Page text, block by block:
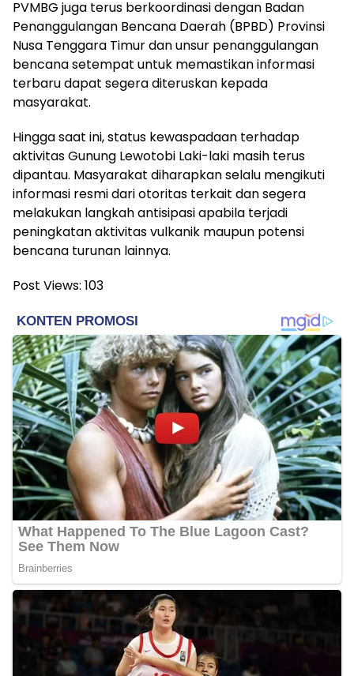
PVMBG juga terus berkoordinasi dengan Badan
Penanggulangan Bencana Daerah (BPBD) Provinsi
Nusa Tenggara Timur dan unsur penanggulangan
bencana setempat untuk memastikan informasi
terbaru dapat segera diteruskan kepada
masyarakat.
Hingga saat ini, status kewaspadaan terhadap
aktivitas Gunung Lewotobi Laki-laki masih terus
dipantau. Masyarakat diharapkan selalu mengikuti
informasi resmi dari otoritas terkait dan segera
melakukan langkah antisipasi apabila terjadi
peningkatan aktivitas vulkanik maupun potensi
bencana turunan lainnya.
Post Views: 103